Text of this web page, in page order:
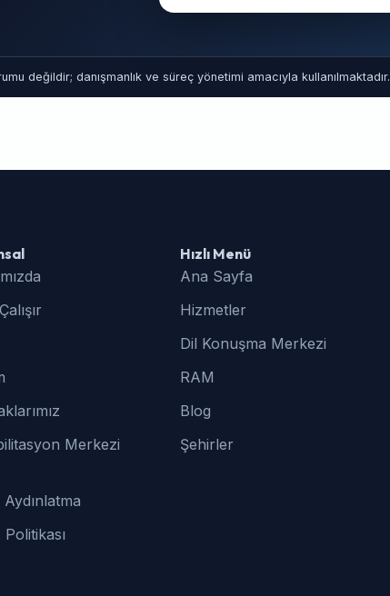
değildir; danışmanlık ve süreç yönetimi amacıyla kullanılmaktadır.
Merkezi
Hızlı Menü
Ana Sayfa
Hizmetler
Dil Konuşma Merkezi
RAM
Blog
Şehirler